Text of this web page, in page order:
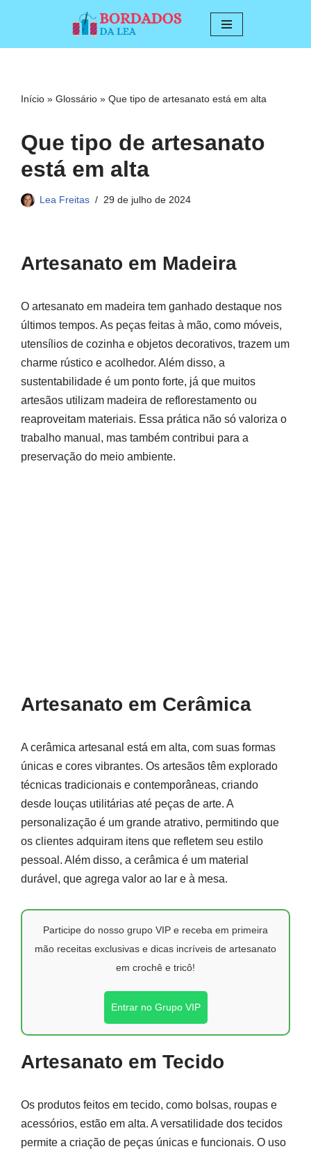
conteúdo
Início » Glossário » Que tipo de artesanato está em alta
Que tipo de artesanato
está em alta
Lea Freitas 29 de julho de 2024
Artesanato em Madeira
O artesanato em madeira tem ganhado destaque nos
últimos tempos. As peças feitas à mão, como móveis,
utensílios de cozinha e objetos decorativos, trazem um
charme rústico e acolhedor. Além disso, a
sustentabilidade é um ponto forte, já que muitos
artesãos utilizam madeira de reflorestamento ou
reaproveitam materiais. Essa prática não só valoriza o
trabalho manual, mas também contribui para a
preservação do meio ambiente.
Artesanato em Cerâmica
A cerâmica artesanal está em alta, com suas formas
únicas e cores vibrantes. Os artesãos têm explorado
técnicas tradicionais e contemporâneas, criando
desde louças utilitárias até peças de arte. A
personalização é um grande atrativo, permitindo que
os clientes adquiram itens que refletem seu estilo
pessoal. Além disso, a cerâmica é um material
durável, que agrega valor ao lar e à mesa.
Participe do nosso grupo VIP e receba em primeira
mão receitas exclusivas e dicas incríveis de artesanato
em crochê e tricô!
Entrar no Grupo VIP
Artesanato em Tecido
Os produtos feitos em tecido, como bolsas, roupas e
acessórios, estão em alta. A versatilidade dos tecidos
permite a criação de peças únicas e funcionais. O uso